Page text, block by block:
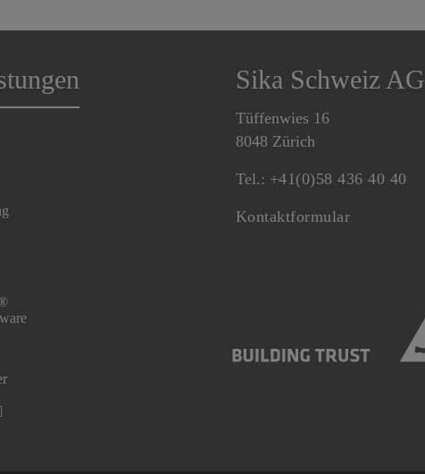
Sika Schweiz AG
Tüffenwies 16
8048 Zürich
Tel.: +41(0)58 436 40 40
Kontaktformular